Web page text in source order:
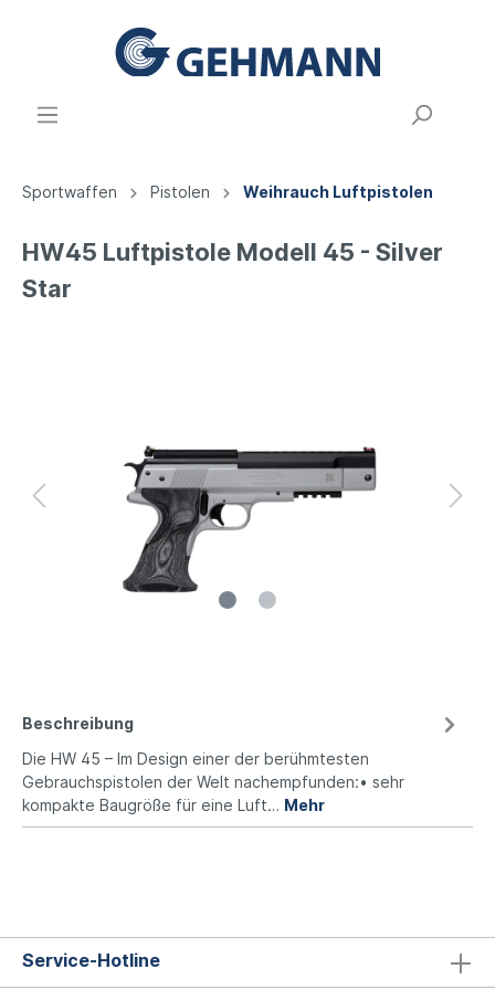
Sportwaffen Pistolen Weihrauch Luftpistolen
HW45 Luftpistole Modell 45 - Silver
Star
Beschreibung
Die HW 45 – Im Design einer der berühmtesten
Gebrauchspistolen der Welt nachempfunden:• sehr
kompakte Baugröße für eine Luft… Mehr
Service-Hotline